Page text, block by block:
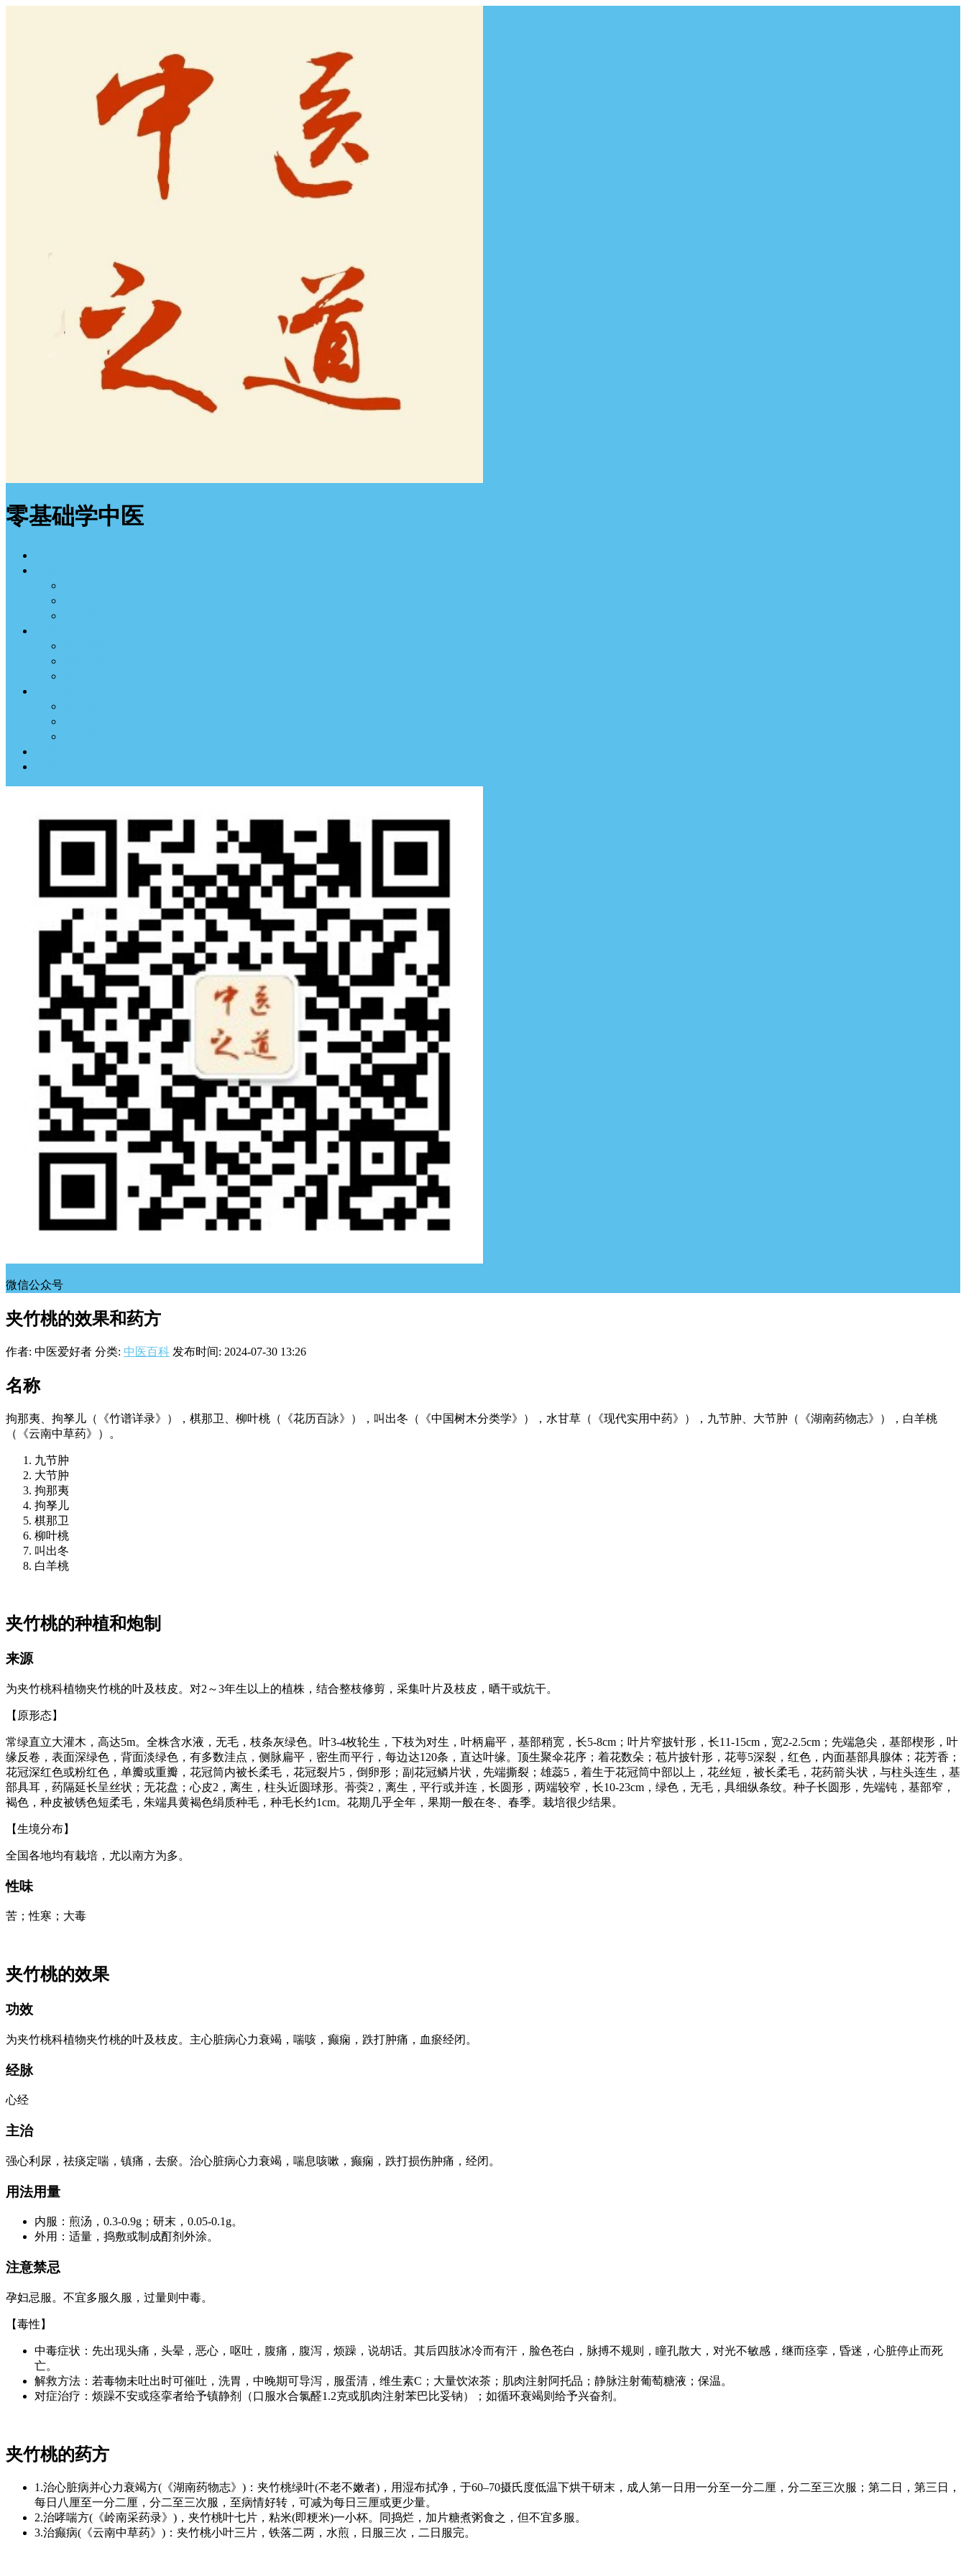
零基础学中医
微信公众号
夹竹桃的效果和药方
作者: 中医爱好者 分类: 中医百科 发布时间: 2024-07-30 13:26
名称
拘那夷、拘孥儿（《竹谱详录》），棋那卫、柳叶桃（《花历百詠》），叫出冬（《中国树木分类学》），水甘草（《现代实用中药》），九节肿、大节肿（《湖南药物志》），白羊桃
（《云南中草药》）。
九节肿
大节肿
拘那夷
拘孥儿
棋那卫
柳叶桃
叫出冬
白羊桃
夹竹桃的种植和炮制
来源
为夹竹桃科植物夹竹桃的叶及枝皮。对2～3年生以上的植株，结合整枝修剪，采集叶片及枝皮，晒干或炕干。
【原形态】
常绿直立大灌木，高达5m。全株含水液，无毛，枝条灰绿色。叶3-4枚轮生，下枝为对生，叶柄扁平，基部稍宽，长5-8cm；叶片窄披针形，长11-15cm，宽2-2.5cm；先端急尖，基部楔形，叶
缘反卷，表面深绿色，背面淡绿色，有多数洼点，侧脉扁平，密生而平行，每边达120条，直达叶缘。顶生聚伞花序；着花数朵；苞片披针形，花萼5深裂，红色，内面基部具腺体；花芳香；
花冠深红色或粉红色，单瓣或重瓣，花冠筒内被长柔毛，花冠裂片5，倒卵形；副花冠鳞片状，先端撕裂；雄蕊5，着生于花冠筒中部以上，花丝短，被长柔毛，花药箭头状，与柱头连生，基
部具耳，药隔延长呈丝状；无花盘；心皮2，离生，柱头近圆球形。蓇葖2，离生，平行或并连，长圆形，两端较窄，长10-23cm，绿色，无毛，具细纵条纹。种子长圆形，先端钝，基部窄，
褐色，种皮被锈色短柔毛，朱端具黄褐色绢质种毛，种毛长约1cm。花期几乎全年，果期一般在冬、春季。栽培很少结果。
【生境分布】
全国各地均有栽培，尤以南方为多。
性味
苦；性寒；大毒
夹竹桃的效果
功效
为夹竹桃科植物夹竹桃的叶及枝皮。主心脏病心力衰竭，喘咳，癫痫，跌打肿痛，血瘀经闭。
经脉
心经
主治
强心利尿，祛痰定喘，镇痛，去瘀。治心脏病心力衰竭，喘息咳嗽，癫痫，跌打损伤肿痛，经闭。
用法用量
内服：煎汤，0.3-0.9g；研末，0.05-0.1g。
外用：适量，捣敷或制成酊剂外涂。
注意禁忌
孕妇忌服。不宜多服久服，过量则中毒。
【毒性】
中毒症状：先出现头痛，头晕，恶心，呕吐，腹痛，腹泻，烦躁，说胡话。其后四肢冰冷而有汗，脸色苍白，脉搏不规则，瞳孔散大，对光不敏感，继而痉挛，昏迷，心脏停止而死
亡。
解救方法：若毒物未吐出时可催吐，洗胃，中晚期可导泻，服蛋清，维生素C；大量饮浓茶；肌肉注射阿托品；静脉注射葡萄糖液；保温。
对症治疗：烦躁不安或痉挛者给予镇静剂（口服水合氯醛1.2克或肌肉注射苯巴比妥钠）；如循环衰竭则给予兴奋剂。
夹竹桃的药方
1.治心脏病并心力衰竭方(《湖南药物志》)：夹竹桃绿叶(不老不嫩者)，用湿布拭净，于60–70摄氏度低温下烘干研末，成人第一日用一分至一分二厘，分二至三次服；第二日，第三日，
每日八厘至一分二厘，分二至三次服，至病情好转，可减为每日三厘或更少量。
2.治哮喘方(《岭南采药录》)，夹竹桃叶七片，粘米(即粳米)一小杯。同捣烂，加片糖煮粥食之，但不宜多服。
3.治癫病(《云南中草药》)：夹竹桃小叶三片，铁落二两，水煎，日服三次，二日服完。